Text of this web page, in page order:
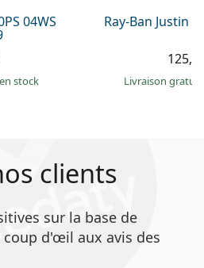
04WS
en stock
Ray-Ban Justin
Livraison
clients
sur la base de
coup d'œil aux avis des